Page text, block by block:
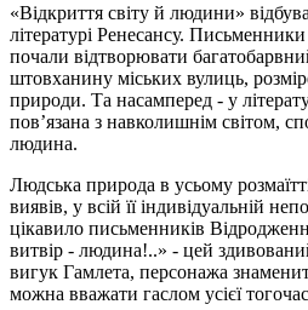
«Відкриття світу й людини»
літературі Ренесансу.
почали відтворювати
штовханину міських вулиць,
природи. Та насамперед - у
пов’язана з навколишнім світом,
людина.
Людська природа в усьому
виявів, у всій її індивідуальній
цікавило письменників
витвір - людина!..» - цей
вигук Гамлета, персонажа
можна вважати гаслом усієї